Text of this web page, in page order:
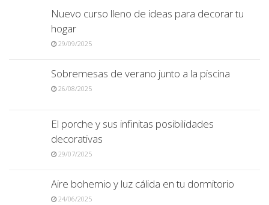
Nuevo curso lleno de ideas para decorar tu
hogar
29/09/2025
Sobremesas de verano junto a la piscina
26/08/2025
El porche y sus infinitas posibilidades
decorativas
29/07/2025
Aire bohemio y luz cálida en tu dormitorio
24/06/2025